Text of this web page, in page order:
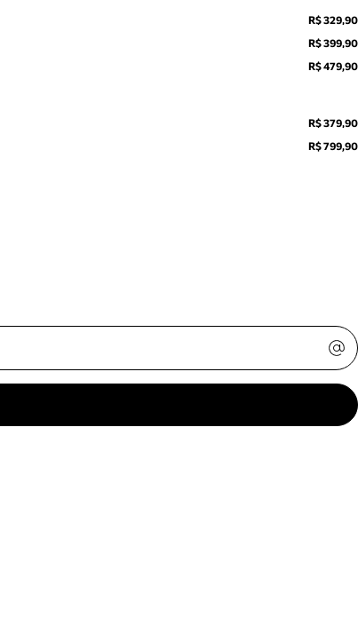
R$ 329,90
R$ 399,90
R$ 479,90
R$ 379,90
R$ 799,90